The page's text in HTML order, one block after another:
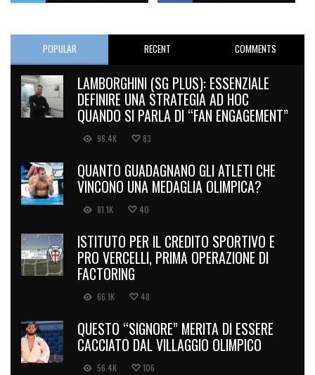
POPULAR RECENT COMMENTS
LAMBORGHINI (SG PLUS): ESSENZIALE
DEFINIRE UNA STRATEGIA AD HOC
QUANDO SI PARLA DI “FAN ENGAGEMENT”
98.4K 83
QUANTO GUADAGNANO GLI ATLETI CHE
VINCONO UNA MEDAGLIA OLIMPICA?
81.1K 40
ISTITUTO PER IL CREDITO SPORTIVO E
PRO VERCELLI, PRIMA OPERAZIONE DI
FACTORING
66.1K 48
QUESTO “SIGNORE” MERITA DI ESSERE
CACCIATO DAL VILLAGGIO OLIMPICO
56.4K 106